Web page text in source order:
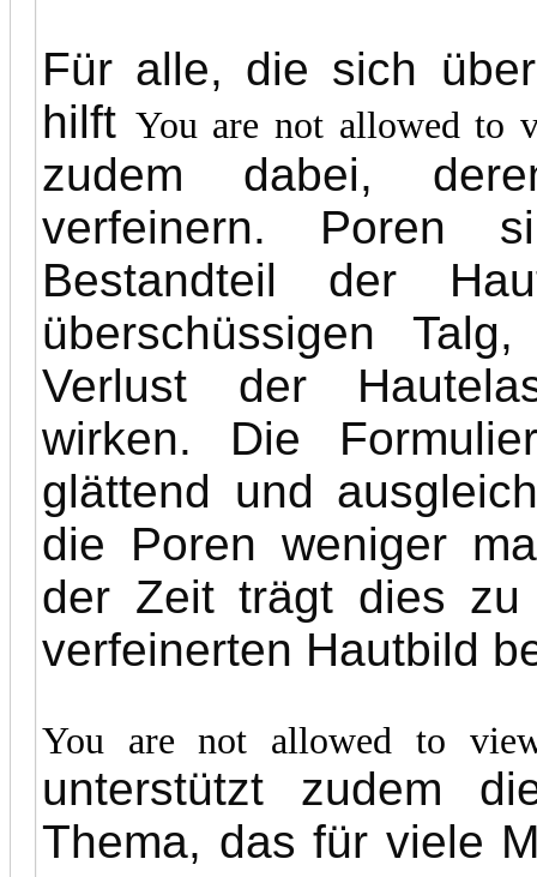
Für alle, die sich
hilft You are not allowed to
zudem dabei,
verfeinern. Poren
Bestandteil der
überschüssigen
Verlust der
wirken. Die
glättend und
die Poren weniger
der Zeit trägt dies zu
verfeinerten Hautbild
You are not allowed to
unterstützt zudem
Thema, das für viele